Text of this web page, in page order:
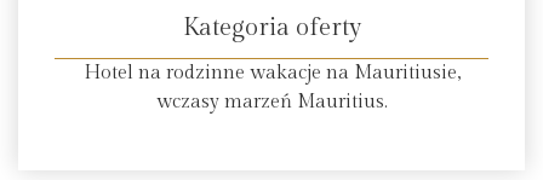
Kategoria oferty
Hotel na rodzinne wakacje na Mauritiusie,
wczasy marzeń Mauritius.